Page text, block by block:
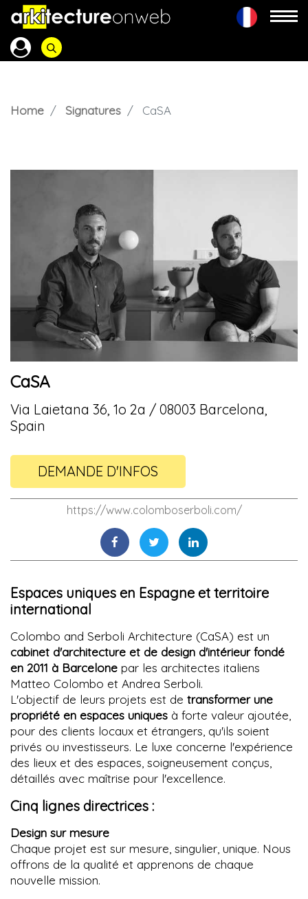
Home Signatures CaSA
CaSA
Via Laietana 36, 1o 2a / 08003 Barcelona,
Spain
DEMANDE D'INFOS
https://www.colomboserboli.com/
Espaces uniques en Espagne et territoire
international
Colombo and Serboli Architecture (CaSA) est un
cabinet d'architecture et de design d'intérieur fondé
en 2011 à Barcelone par les architectes italiens
Matteo Colombo et Andrea Serboli.
L'objectif de leurs projets est de transformer une
propriété en espaces uniques à forte valeur ajoutée,
pour des clients locaux et étrangers, qu'ils soient
privés ou investisseurs. Le luxe concerne l'expérience
des lieux et des espaces, soigneusement conçus,
détaillés avec maîtrise pour l'excellence.
Cinq lignes directrices :
Design sur mesure
Chaque projet est sur mesure, singulier, unique. Nous
offrons de la qualité et apprenons de chaque
nouvelle mission.